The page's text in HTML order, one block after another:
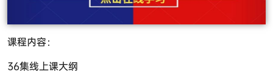
课程内容：
36集线上课大纲